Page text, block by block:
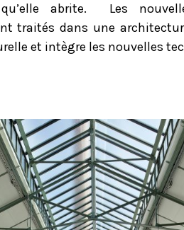
abrite. Les
traités dans une
et intègre les nouvelles